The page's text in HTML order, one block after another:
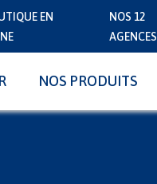
EN
NOS 12
AGENCES
NOS PRODUITS